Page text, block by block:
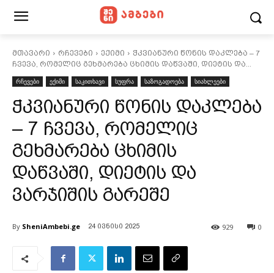
მთავარი რჩევები ექიმი
ჭკვიანური წონის დაკლება – 7
ჩვევა, რომელიც გეხმარება ცხიმის დაწვაში, დიეტის და...
რჩევები
ექიმი საკითხავი სუფრა საზოგადოება სიახლეები
ჭკვიანური წონის დაკლება
– 7 ჩვევა, რომელიც
გეხმარება ცხიმის
დაწვაში, დიეტის და
ვარჯიშის გარეშე
By SheniAmbebi.ge 24 ივნისი 2025 0
929